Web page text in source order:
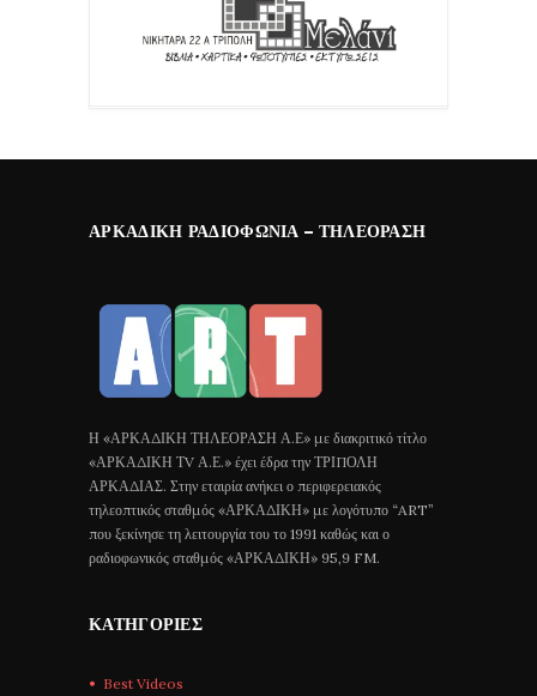
ΑΡΚΑΔΙΚΉ ΡΑΔΙΟΦΩΝΊΑ – ΤΗΛΕΌΡΑΣΗ
Η «ΑΡΚΑΔΙΚΗ ΤΗΛΕΟΡΑΣΗ Α.Ε» με διακριτικό τίτλο
«ΑΡΚΑΔΙΚΗ ΤV Α.Ε.» έχει έδρα την ΤΡΙΠΟΛΗ
ΑΡΚΑΔΙΑΣ. Στην εταιρία ανήκει ο περιφερειακός
τηλεοπτικός σταθμός «ΑΡΚΑΔΙΚΗ» με λογότυπο “ART”
που ξεκίνησε τη λειτουργία του το 1991 καθώς και ο
ραδιοφωνικός σταθμός «ΑΡΚΑΔΙΚΗ» 95,9 FM.
ΚΑΤΗΓΟΡΊΕΣ
Best Videos